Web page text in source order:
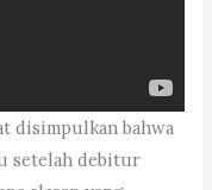
disimpulkan bahwa
setelah debitur